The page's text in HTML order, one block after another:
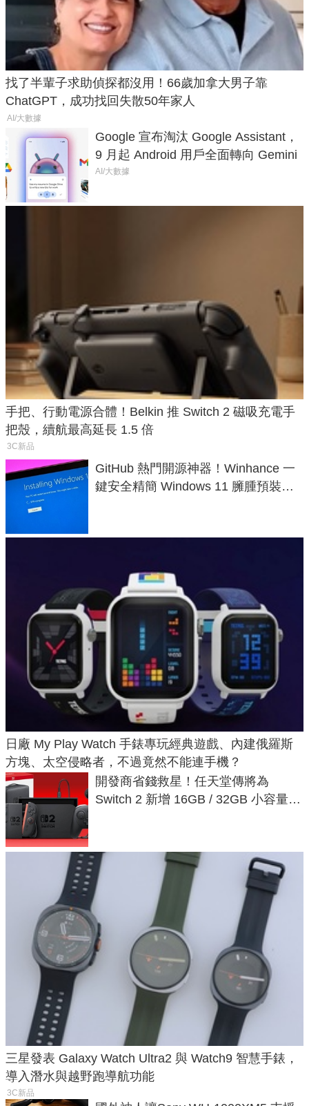
找了半輩子求助偵探都沒用！66歲加拿大男子靠
ChatGPT，成功找回失散50年家人
AI/大數據
Google 宣布淘汰 Google Assistant，
9 月起 Android 用戶全面轉向 Gemini
AI/大數據
手把、行動電源合體！Belkin 推 Switch 2 磁吸充電手
把殼，續航最高延長 1.5 倍
3C新品
GitHub 熱門開源神器！Winhance 一
鍵安全精簡 Windows 11 臃腫預裝軟
日廠 My Play Watch 手錶專玩經典遊戲、內建俄羅斯
方塊、太空侵略者，不過竟然不能連手機？
開發商省錢救星！任天堂傳將為
Switch 2 新增 16GB / 32GB 小容量遊
三星發表 Galaxy Watch Ultra2 與 Watch9 智慧手錶，
導入潛水與越野跑導航功能
3C新品